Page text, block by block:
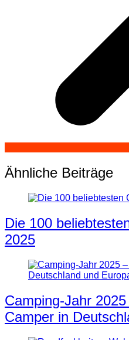
Ähnliche Beiträge
Die 100
2025
Camping-Jahr
Camper in